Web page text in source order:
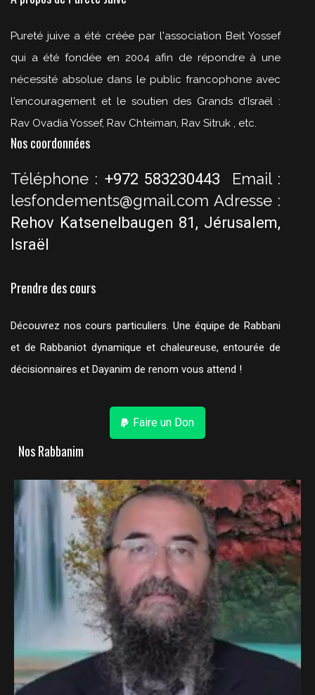
Pureté juive a été créée par l'association Beit Yossef
qui a été fondée en 2004 afin de répondre à une
nécessité absolue dans le public francophone avec
l'encouragement et le soutien des Grands d'Israël :
Rav Ovadia Yossef, Rav Chteiman, Rav Sitruk , etc.
Nos coordonnées
Téléphone : +972 583230443 Email :
lesfondements@gmail.com Adresse :
Rehov Katsenelbaugen 81, Jérusalem,
Israël
Prendre des cours
Découvrez nos cours particuliers. Une équipe de Rabbani
et de Rabbaniot dynamique et chaleureuse, entourée de
décisionnaires et Dayanim de renom vous attend !
Faire un Don
Nos Rabbanim